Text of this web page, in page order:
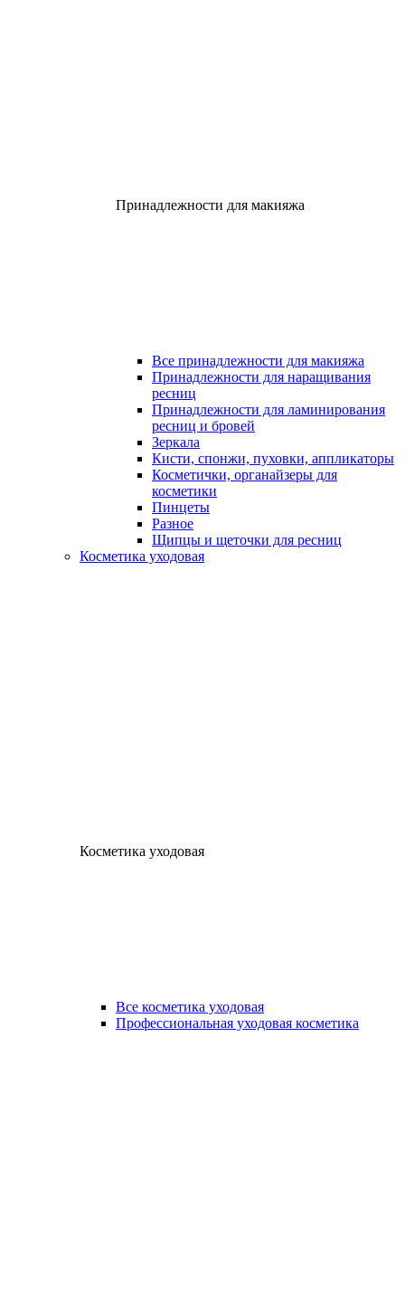
Принадлежности для макияжа
Все принадлежности для макияжа
Принадлежности для наращивания
ресниц
Принадлежности для ламинирования
ресниц и бровей
Зеркала
Кисти, спонжи, пуховки, аппликаторы
Косметички, органайзеры для
косметики
Пинцеты
Разное
Щипцы и щеточки для ресниц
Косметика уходовая
Косметика уходовая
Все косметика уходовая
Профессиональная уходовая косметика